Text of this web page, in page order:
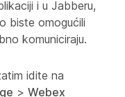
i u Jabberu,
biste omogućili
komuniciraju.
idite na
> Webex